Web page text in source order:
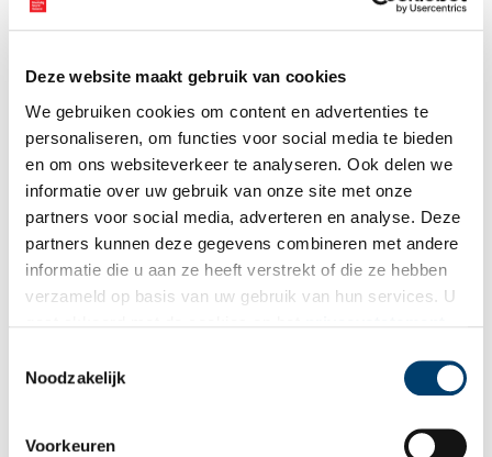
Deze website maakt gebruik van cookies
We gebruiken cookies om content en advertenties te
personaliseren, om functies voor social media te bieden
en om ons websiteverkeer te analyseren. Ook delen we
informatie over uw gebruik van onze site met onze
partners voor social media, adverteren en analyse. Deze
partners kunnen deze gegevens combineren met andere
informatie die u aan ze heeft verstrekt of die ze hebben
verzameld op basis van uw gebruik van hun services. U
Noodzakelijk
Voorkeuren
Bekijk meer video's